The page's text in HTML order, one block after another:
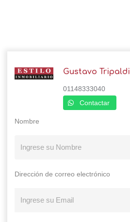
Gustavo Tripaldi
01148333040
Contactar
Nombre
Dirección de correo electrónico